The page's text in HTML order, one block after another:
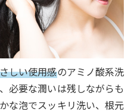
しい使用感のアミノ酸系洗
必要な潤いは残しながらも
な泡でスッキリ洗い、根元